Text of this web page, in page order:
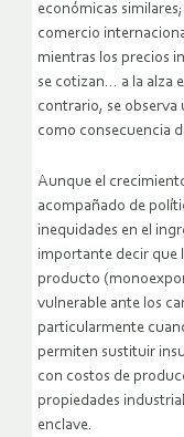
económicas
comercio
mientras los precios
se cotizan… a la alza
contrario, se observa
como consecuencia
Aunque el
acompañado de
inequidades en el
importante decir que
producto
vulnerable ante los
particularmente
permiten sustituir
con costos de
propiedades
enclave.